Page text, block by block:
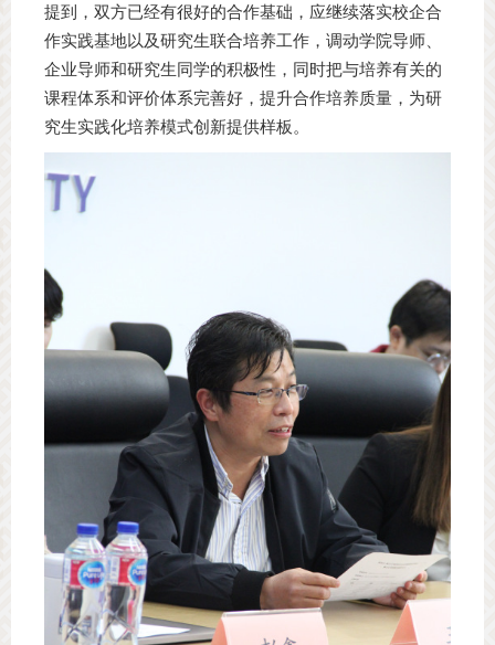
提到，双方已经有很好的合作基础，应继续落实校企合
作实践基地以及研究生联合培养工作，调动学院导师、
企业导师和研究生同学的积极性，同时把与培养有关的
课程体系和评价体系完善好，提升合作培养质量，为研
究生实践化培养模式创新提供样板。